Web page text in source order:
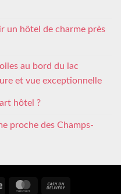
un hôtel de charme près
au bord du lac
et vue exceptionnelle
hôtel ?
proche des Champs-
Stripe MasterCard